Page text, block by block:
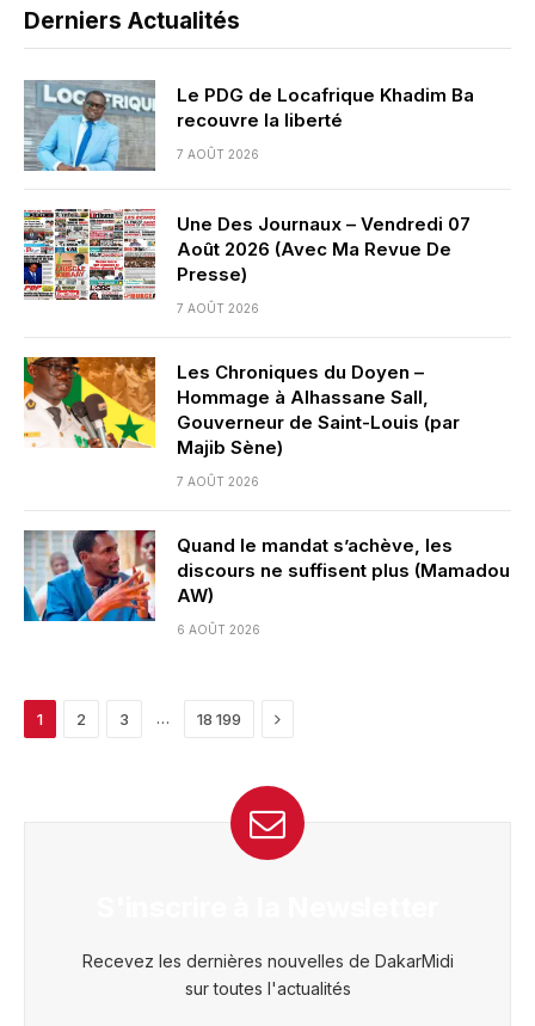
Derniers Actualités
Le PDG de Locafrique Khadim Ba
recouvre la liberté
7 AOÛT 2026
Une Des Journaux – Vendredi 07
Août 2026 (Avec Ma Revue De
Presse)
7 AOÛT 2026
Les Chroniques du Doyen –
Hommage à Alhassane Sall,
Gouverneur de Saint-Louis (par
Majib Sène)
7 AOÛT 2026
Quand le mandat s’achève, les
discours ne suffisent plus (Mamadou
AW)
6 AOÛT 2026
1 2 3 … 18 199 Next
Recevez les dernières nouvelles de DakarMidi
sur toutes l'actualités